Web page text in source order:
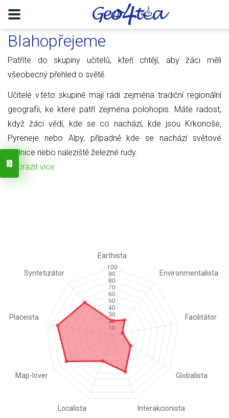
Blahopřejeme
Patříte do skupiny učitelů, kteří chtějí, aby žáci měli
všeobecný přehled o světě.
Učitelé v této skupině mají rádi zejména tradiční regionální
geografii, ke které patří zejména polohopis. Máte radost,
když žáci vědí, kde se co nachází, kde jsou Krkonoše,
Pyreneje nebo Alpy, případně kde se nachází světové
obilnice nebo naleziště železné rudy.
Zobrazit více